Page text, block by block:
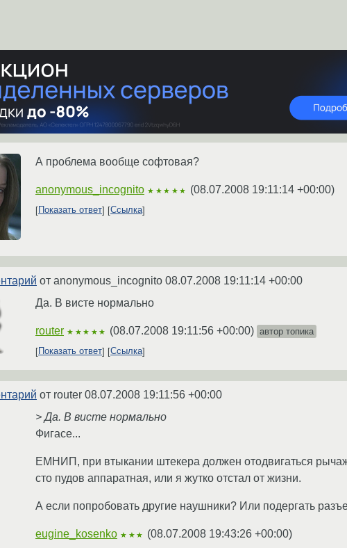
А проблема вообще софтовая?
anonymous_incognito ★★★★★ (08.07.2008 19:11:14 +00:00)
Показать ответ Ссылка
от anonymous_incognito 08.07.2008 19:11:14 +00:00
Да. В висте нормально
router ★★★★★ (08.07.2008 19:11:56 +00:00) автор топика
Показать ответ
Ссылка
от router 08.07.2008 19:11:56 +00:00
> Да. В висте нормально
Фигасе...
ЕМНИП, при втыкании штекера должен отодвигаться
сто пудов аппаратная, или я жутко отстал от жизни.
А если попробовать другие наушники? Или подергать
eugine_kosenko ★★★ (08.07.2008 19:43:26 +00:00)